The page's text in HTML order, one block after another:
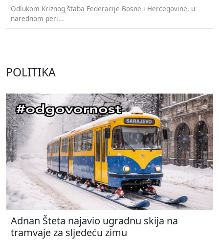
Odlukom Kriznog štaba Federacije Bosne i Hercegovine, u
narednom peri...
POLITIKA
Adnan Šteta najavio ugradnu skija na
tramvaje za sljedeću zimu